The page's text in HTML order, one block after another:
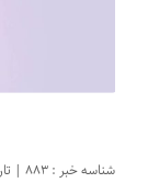
شناسه خبر : 883 | تاریخ انتشار : 18 ژوئن 2020 - 12:47 |